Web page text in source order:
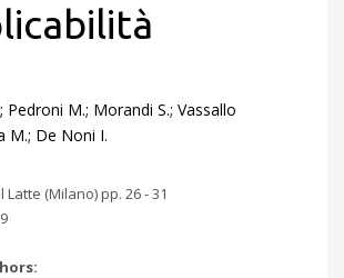
Pedroni M.; Morandi S.; Vassallo
M.; De Noni I.
Latte (Milano) pp. 26 - 31